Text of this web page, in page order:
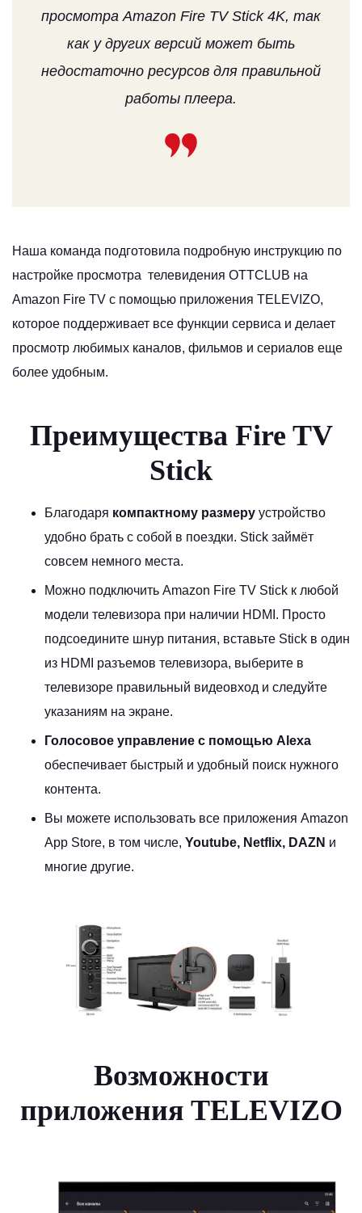
просмотра Amazon Fire TV Stick 4K, так
как у других версий может быть
недостаточно ресурсов для правильной
работы плеера.
Наша команда подготовила подробную инструкцию по
настройке просмотра телевидения OTTCLUB на
Amazon Fire TV с помощью приложения TELEVIZO,
которое поддерживает все функции сервиса и делает
просмотр любимых каналов, фильмов и сериалов еще
более удобным.
Преимущества Fire TV
Stick
Благодаря компактному размеру устройство
удобно брать с собой в поездки. Stick займёт
совсем немного места.
Можно подключить Amazon Fire TV Stick к любой
модели телевизора при наличии HDMI. Просто
подсоедините шнур питания, вставьте Stick в один
из HDMI разъемов телевизора, выберите в
телевизоре правильный видеовход и следуйте
указаниям на экране.
Голосовое управление с помощью Alexa
обеспечивает быстрый и удобный поиск нужного
контента.
Вы можете использовать все приложения Amazon
App Store, в том числе, Youtube, Netflix, DAZN и
многие другие.
Возможности
приложения TELEVIZO